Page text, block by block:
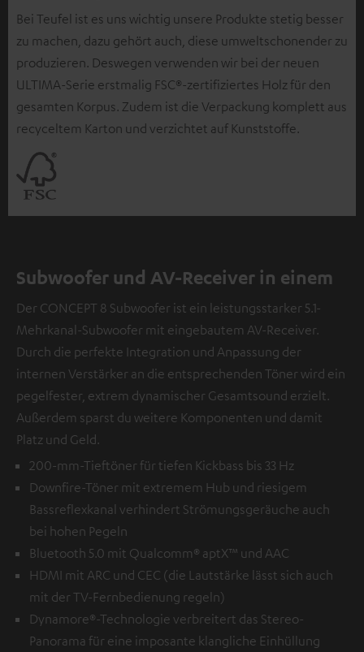
Bei Teufel ist es uns wichtig unsere Produkte stetig besser
zu machen, dazu gehört auch, diese umweltschonender zu
produzieren. Deswegen verwenden wir bei der neuen
ULTIMA-Serie erstmalig FSC®-zertifiziertes Holz für den
gesamten Korpus. Zudem ist die Verpackung komplett aus
recyceltem Karton und verzichtet auf Kunststoffe.
Subwoofer und AV-Receiver in einem
Der CONCEPT 8 Subwoofer ist ein leistungsstarker 5.1-
Mehrkanal-Subwoofer mit eingebautem AV-Receiver.
Durch die perfekte Integration und Anpassung der
internen Verstärker an die entsprechenden Töner wird ein
pegelfester, extrem dynamischer Gesamtsound erzielt.
Außerdem sparst du weitere Komponenten und damit
Platz und Geld.
200-mm-Tieftöner für tiefen Kickbass bis 33 Hz
Downfire-Töner mit extremem Hub und riesigem
Bassreflexkanal verhindert Strömungsgeräuche auch
bei hohen Pegeln
Bluetooth 5.0 mit Qualcomm® aptX™ und AAC
HDMI mit ARC und CEC (die Lautstärke lässt sich auch
mit der TV-Fernbedienung regeln)
Dynamore®-Technologie verbreitert das Stereo-
Panorama für eine imposante klangliche Einhüllung